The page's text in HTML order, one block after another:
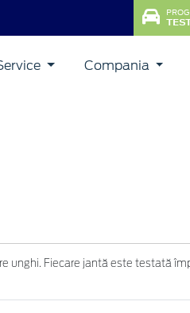
Compania
unghi. Fiecare jantă este testată